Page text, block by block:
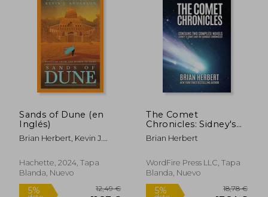
dcto. 21,51 €
5%
dcto. 22,97
Sands of Dune (en
Inglés)
Brian Herbert, Kevin J.
Hachette, 2024, Tapa
Blanda, Nuevo
The Comet
Chronicles: Sidney's
Comet & The
Garbage Chronicles
Brian Herbert
WordFire Press LLC, Tapa
Blanda, Nuevo